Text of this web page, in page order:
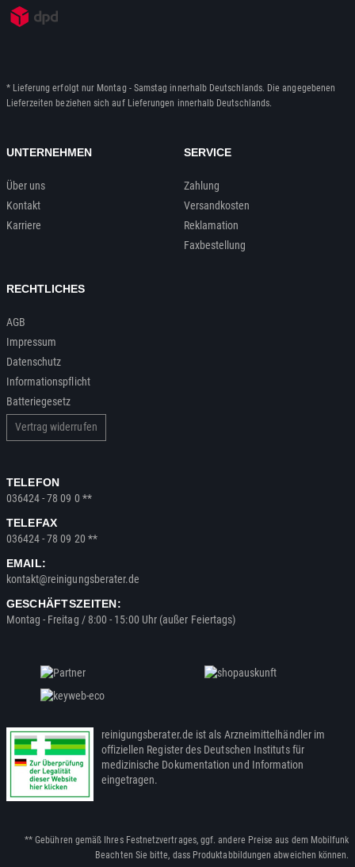
* Lieferung erfolgt nur Montag - Samstag innerhalb Deutschlands. Die angegebenen
Lieferzeiten beziehen sich auf Lieferungen innerhalb Deutschlands.
UNTERNEHMEN
Über uns
Kontakt
Karriere
SERVICE
Zahlung
Versandkosten
Reklamation
Faxbestellung
RECHTLICHES
AGB
Impressum
Datenschutz
Informationspflicht
Batteriegesetz
Vertrag widerrufen
TELEFON
036424 - 78 09 0 **
TELEFAX
036424 - 78 09 20 **
EMAIL:
kontakt@reinigungsberater.de
GESCHÄFTSZEITEN:
Montag - Freitag / 8:00 - 15:00 Uhr (außer Feiertags)
reinigungsberater.de ist als Arzneimittelhändler im
offiziellen Register des Deutschen Instituts für
medizinische Dokumentation und Information
eingetragen.
** Gebühren gemäß Ihres Festnetzvertrages, ggf. andere Preise aus dem Mobilfunk
Beachten Sie bitte, dass Produktabbildungen abweichen können.